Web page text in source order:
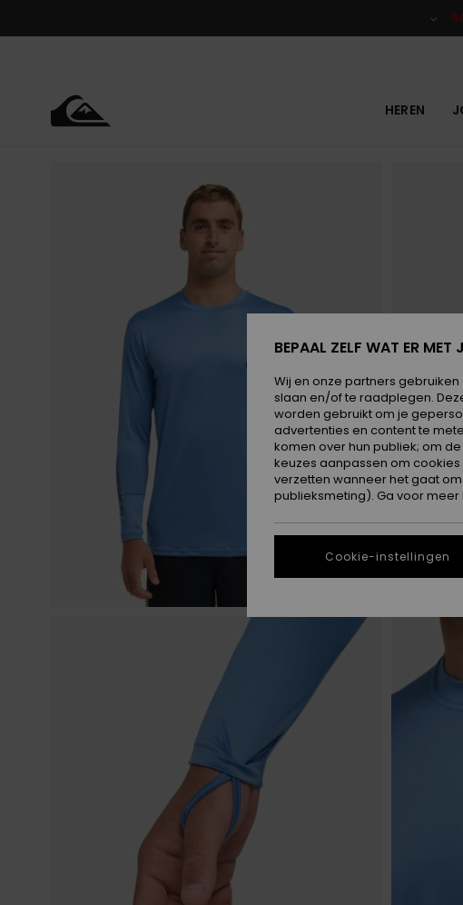
HEREN
BEPAAL ZELF WAT ER MET
Wij en onze partners
slaan en/of te raadplegen.
worden gebruikt om je
advertenties en content te
komen over hun publiek; om
keuzes aanpassen om
verzetten wanneer het gaat
publieksmeting). Ga voor
Cookie-instellingen